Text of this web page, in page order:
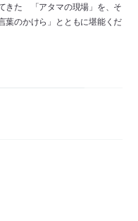
きた 「アタマの現場」を、そ
葉のかけら」とともに堪能くだ